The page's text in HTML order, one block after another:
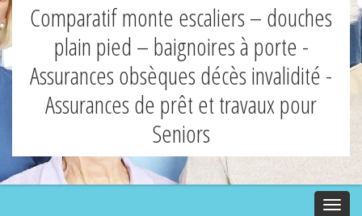
Comparatif monte escaliers – douches
plain pied – baignoires à porte -
Assurances obsèques décès invalidité -
Assurances de prêt et travaux pour
Seniors